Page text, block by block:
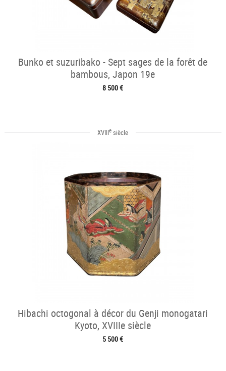
Bunko et suzuribako - Sept sages de la forêt de
bambous, Japon 19e
8 500 €
XVIIIe siècle
Hibachi octogonal à décor du Genji monogatari
Kyoto, XVIIIe siècle
5 500 €